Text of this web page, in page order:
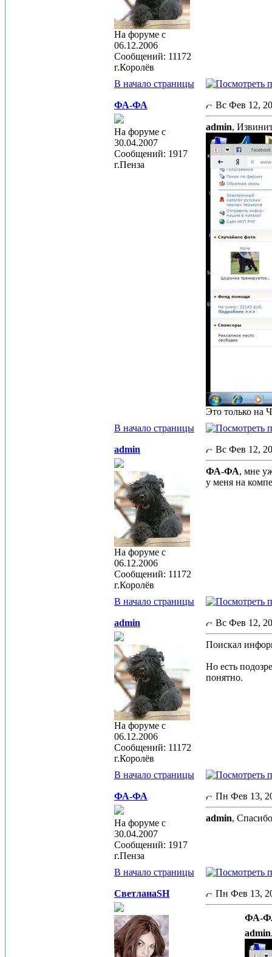
На форуме с
06.12.2006
Сообщений: 11172
г.Королёв
В начало страницы
ФА-ФА
На форуме с
30.04.2007
Сообщений: 1917
г.Пенза
Вс Фев 12,
admin,
Это только на
В начало страницы
admin
На форуме с
06.12.2006
Сообщений: 11172
г.Королёв
Вс Фев 12,
ФА-ФА, мне
у меня на
В начало страницы
admin
На форуме с
06.12.2006
Сообщений: 11172
г.Королёв
Вс Фев 12,
Поискал
Но есть
понятно.
В начало страницы
ФА-ФА
На форуме с
30.04.2007
Сообщений: 1917
г.Пенза
Пн Фев 13,
admin,
В начало страницы
СветланаSH Пн Фев 13,
ФА-
admin